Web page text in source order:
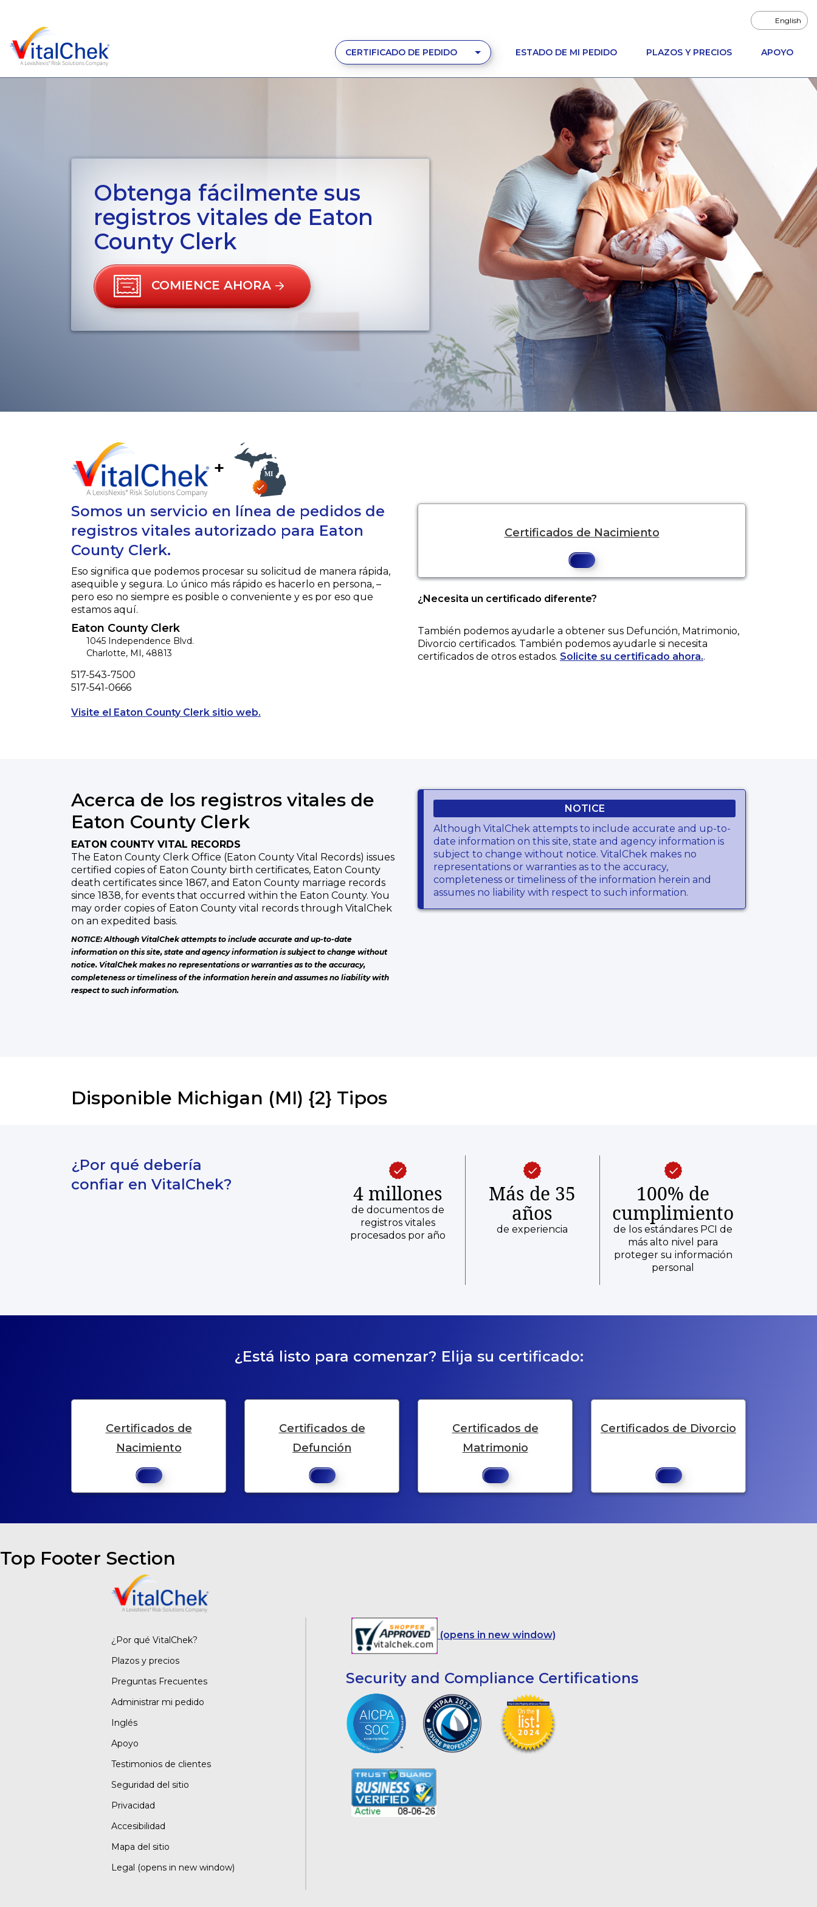
English
CERTIFICADO DE PEDIDO ESTADO DE MI PEDIDO PLAZOS Y PRECIOS APOYO
Obtenga fácilmente sus
registros vitales de Eaton
County Clerk
COMIENCE AHORA
+
Somos un servicio en línea de pedidos de
registros vitales autorizado para Eaton
County Clerk.
Eso significa que podemos procesar su solicitud de manera rápida,
asequible y segura. Lo único más rápido es hacerlo en persona, –
pero eso no siempre es posible o conveniente y es por eso que
estamos aquí.
Eaton County Clerk
1045 Independence Blvd.
Charlotte, MI, 48813
Phone
517-543-7500
Fax
517-541-0666
Visite el Eaton County Clerk sitio web.
Certificados de Nacimiento
¿Necesita un certificado diferente?
También podemos ayudarle a obtener sus Defunción, Matrimonio,
Divorcio certificados. También podemos ayudarle si necesita
certificados de otros estados. Solicite su certificado ahora..
Acerca de los registros vitales de
Eaton County Clerk
EATON COUNTY VITAL RECORDS
The Eaton County Clerk Office (Eaton County Vital Records) issues
certified copies of Eaton County birth certificates, Eaton County
death certificates since 1867, and Eaton County marriage records
since 1838, for events that occurred within the Eaton County. You
may order copies of Eaton County vital records through VitalChek
on an expedited basis.
NOTICE: Although VitalChek attempts to include accurate and up-to-date
information on this site, state and agency information is subject to change without
notice. VitalChek makes no representations or warranties as to the accuracy,
completeness or timeliness of the information herein and assumes no liability with
respect to such information.
NOTICE
Although VitalChek attempts to include accurate and up-to-
date information on this site, state and agency information is
subject to change without notice. VitalChek makes no
representations or warranties as to the accuracy,
completeness or timeliness of the information herein and
assumes no liability with respect to such information.
Disponible Michigan (MI) {2} Tipos
¿Por qué debería
confiar en VitalChek?
4 millones
de documentos de
registros vitales
procesados por año
Más de 35
años
de experiencia
100% de
cumplimiento
de los estándares PCI de
más alto nivel para
proteger su información
personal
¿Está listo para comenzar? Elija su certificado:
Certificados de
Nacimiento
Certificados de
Defunción
Certificados de
Matrimonio
Certificados de Divorcio
Top Footer Section
¿Por qué VitalChek?
Plazos y precios
Preguntas Frecuentes
Administrar mi pedido
Inglés
Apoyo
Testimonios de clientes
Seguridad del sitio
Privacidad
Accesibilidad
Mapa del sitio
Legal (opens in new window)
(opens in new window)
Security and Compliance Certifications